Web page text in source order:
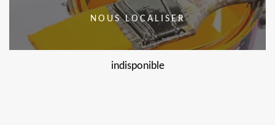
NOUS LOCALISER
indisponible